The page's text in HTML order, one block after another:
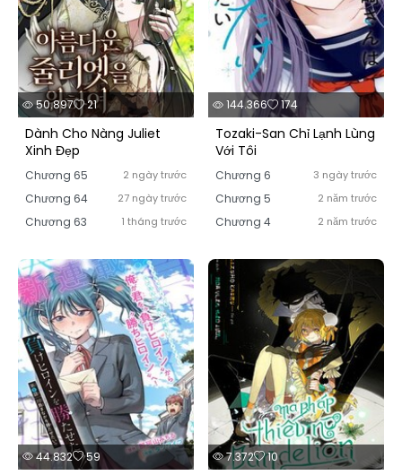
50.897 21
Dành Cho Nàng Juliet
Xinh Đẹp
Chương 65 2 ngày trước
Chương 64 27 ngày trước
Chương 63 1 tháng trước
144.366 174
Tozaki-San Chỉ Lạnh Lùng
Với Tôi
Chương 6 3 ngày trước
Chương 5 2 năm trước
Chương 4 2 năm trước
44.832 59 7.372 10